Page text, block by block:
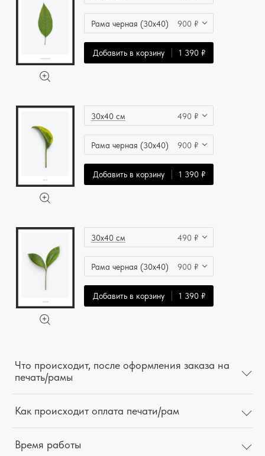
Рама черная (30x40) 900 ₽
Добавить в корзину 1 390 ₽
30x40 см 490 ₽
Рама черная (30x40) 900 ₽
Добавить в корзину 1 390 ₽
30x40 см 490 ₽
Рама черная (30x40) 900 ₽
Добавить в корзину 1 390 ₽
Что происходит, после оформления заказа на
печать/рамы
Как происходит оплата печати/рам
Время работы